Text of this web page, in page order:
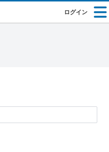
ログイン